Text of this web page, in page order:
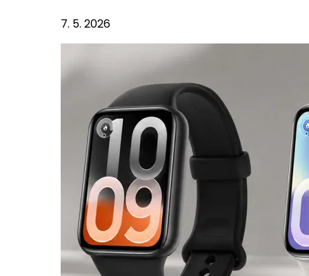
7. 5. 2026